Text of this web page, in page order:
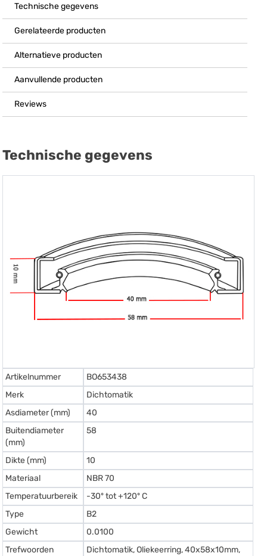
Technische gegevens
Gerelateerde producten
Alternatieve producten
Aanvullende producten
Reviews
Technische gegevens
Artikelnummer
BO653438
Merk
Dichtomatik
Asdiameter (mm)
40
Buitendiameter
(mm)
58
Dikte (mm)
10
Materiaal
NBR 70
Temperatuurbereik
-30º tot +120º C
Type
B2
Gewicht
0.0100
Trefwoorden
Dichtomatik, Oliekeerring, 40x58x10mm,